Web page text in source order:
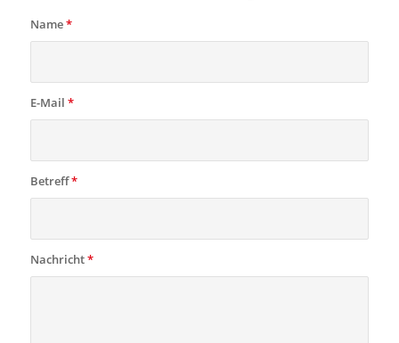
Name*
E-Mail *
Betreff*
Nachricht*